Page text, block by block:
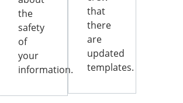
the
safety
of
your
information.
that
there
are
updated
templates.